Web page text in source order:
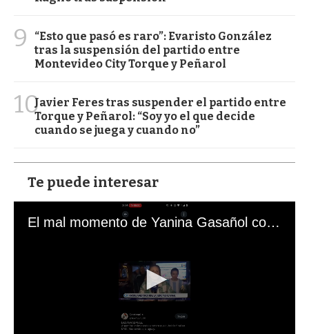
9
“Esto que pasó es raro”: Evaristo González
tras la suspensión del partido entre
Montevideo City Torque y Peñarol
10Javier Feres tras suspender el partido entre
Torque y Peñarol: “Soy yo el que decide
cuando se juega y cuando no”
Te puede interesar
El mal momento de Yanina Gasañol con un hincha argentino en "Subrayado"